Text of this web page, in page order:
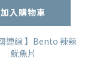
加入購物車